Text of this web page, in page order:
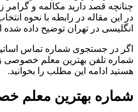
چنانچه قصد دارید مکالمه و گرامر
در این مقاله در رابطه با نحوه
انگلیسی در تهران توضیح داده
اگر در جستجوی شماره تماس
شماره تلفن بهترین معلم خصوصی
هستید ادامه این مطلب را بخوانید.
شماره بهترین معلم